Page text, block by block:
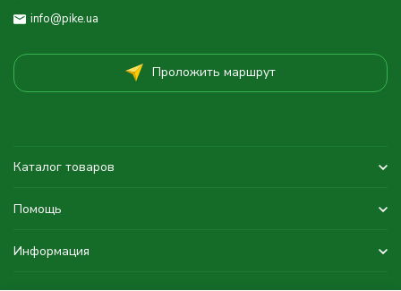
info@pike.ua
Проложить маршрут
Каталог товаров
Помощь
Информация